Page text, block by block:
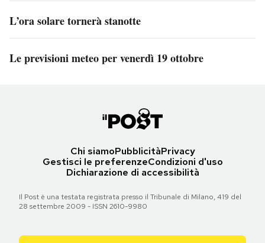
L’ora solare tornerà stanotte
Le previsioni meteo per venerdì 19 ottobre
Chi siamoPubblicitàPrivacy
Gestisci le preferenzeCondizioni d'uso
Dichiarazione di accessibilità
Il Post è una testata registrata presso il Tribunale di Milano, 419 del
28 settembre 2009 - ISSN 2610-9980